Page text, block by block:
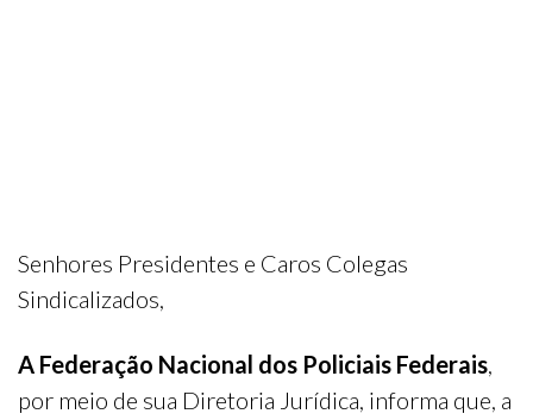
Senhores Presidentes e Caros Colegas
Sindicalizados,
A Federação Nacional dos Policiais Federais,
por meio de sua Diretoria Jurídica, informa que, a